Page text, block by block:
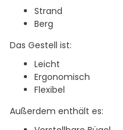
Strand
Berg
Das Gestell ist:
Leicht
Ergonomisch
Flexibel
Außerdem enthält es: